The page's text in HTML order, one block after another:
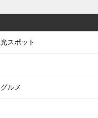
スポット
ルメ